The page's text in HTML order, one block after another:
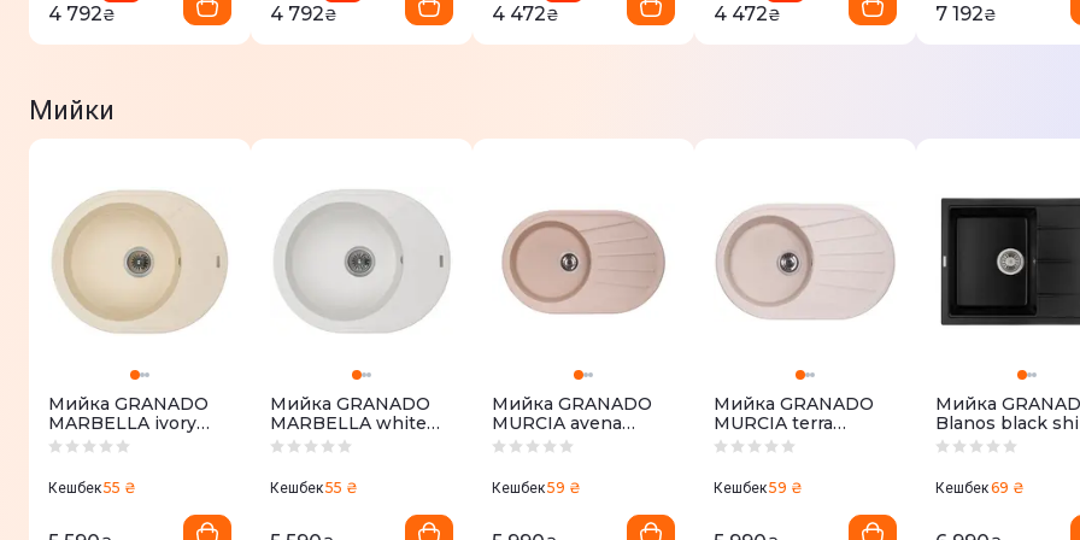
4 792₴ 4 792₴ 4 472₴ 4 472₴ 7 192₴
Мийки
Мийка GRANADO
MARBELLA ivory
(620*500mm.)
Кешбек55 ₴
Мийка GRANADO
MARBELLA white
(620*500mm.)
Кешбек55 ₴
Мийка GRANADO
MURCIA avena
(780*500mm.)
Кешбек59 ₴
Мийка GRANADO
MURCIA terra
(780*500mm.)
Кешбек59 ₴
Мийка
Blanos black
(680*500mm.)
Кешбек69 ₴